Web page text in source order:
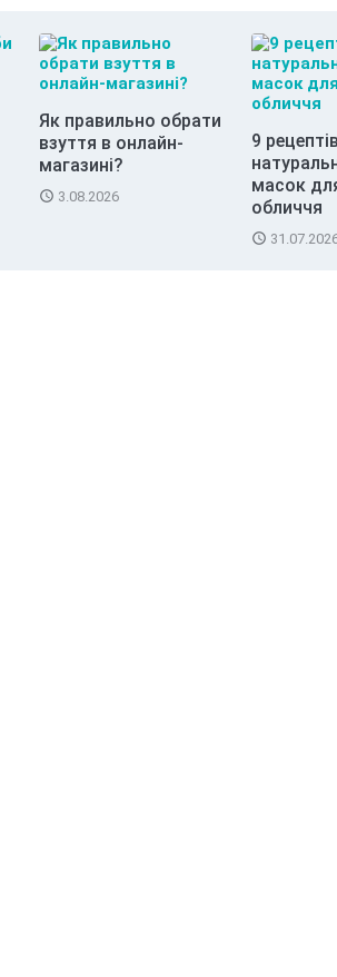
Як правильно обрати
взуття в онлайн-
магазині?
access_time 3.08.2026
9 рецептів
масок
обличчя
access_time